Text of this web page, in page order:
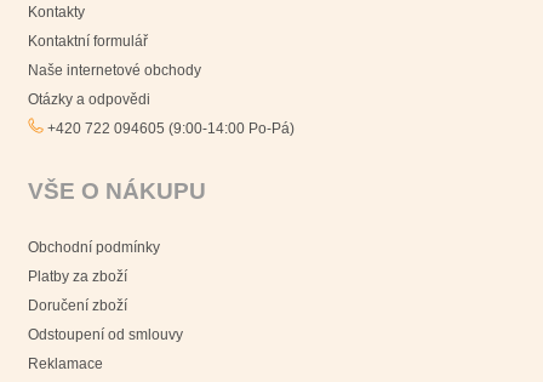
Kontakty
Kontaktní formulář
Naše internetové obchody
Otázky a odpovědi
+420 722 094605 (9:00-14:00 Po-Pá)
VŠE O NÁKUPU
Obchodní podmínky
Platby za zboží
Doručení zboží
Odstoupení od smlouvy
Reklamace